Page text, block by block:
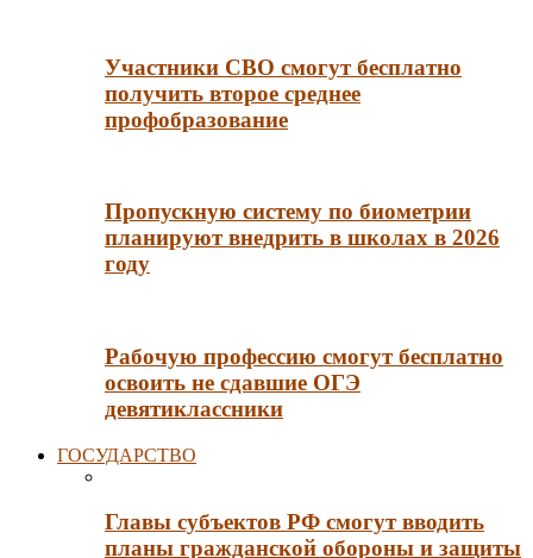
Участники СВО смогут бесплатно
получить второе среднее
профобразование
Пропускную систему по биометрии
планируют внедрить в школах в 2026
году
Рабочую профессию смогут бесплатно
освоить не сдавшие ОГЭ
девятиклассники
ГОСУДАРСТВО
Главы субъектов РФ смогут вводить
планы гражданской обороны и защиты